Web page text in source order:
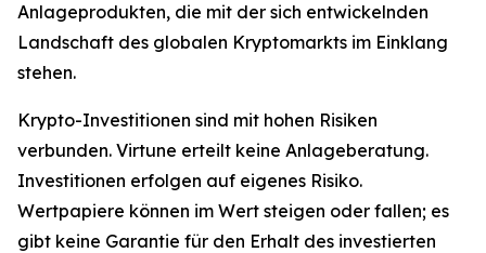
Anlageprodukten, die mit der sich entwickelnden
Landschaft des globalen Kryptomarkts im Einklang
stehen.
Krypto-Investitionen sind mit hohen Risiken
verbunden. Virtune erteilt keine Anlageberatung.
Investitionen erfolgen auf eigenes Risiko.
Wertpapiere können im Wert steigen oder fallen; es
gibt keine Garantie für den Erhalt des investierten